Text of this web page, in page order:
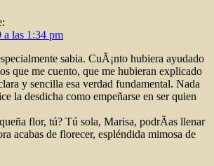
a las 1:34 pm
sabia. CuÃ¡nto hubiera ayudado
que me cuento, que me hubieran explicado
y sencilla esa verdad fundamental. Nada
la desdicha como empeñarse en ser quien
flor, tú? Tú sola, Marisa, podrÃ­as llenar
acabas de florecer, espléndida mimosa de